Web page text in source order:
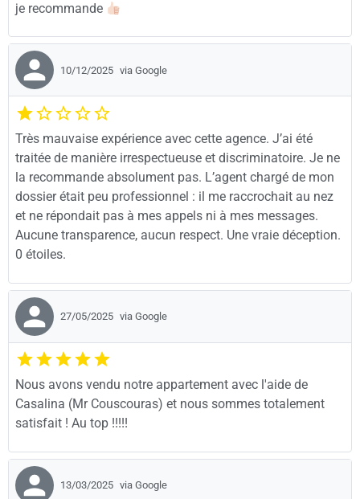
je recommande
10/12/2025 via Google
Très mauvaise expérience avec cette agence. J’ai été
traitée de manière irrespectueuse et discriminatoire. Je ne
la recommande absolument pas. L’agent chargé de mon
dossier était peu professionnel : il me raccrochait au nez
et ne répondait pas à mes appels ni à mes messages.
Aucune transparence, aucun respect. Une vraie déception.
0 étoiles.
27/05/2025 via Google
Nous avons vendu notre appartement avec l'aide de
Casalina (Mr Couscouras) et nous sommes totalement
satisfait ! Au top !!!!!
13/03/2025 via Google